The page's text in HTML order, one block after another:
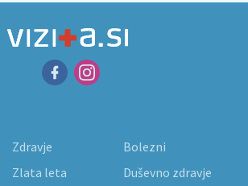
Zdravje
Bolezni
Zlata leta
Duševno zdravje